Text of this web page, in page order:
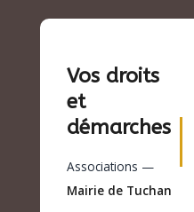
Vos droits
et
démarches
Associations —
Mairie de Tuchan